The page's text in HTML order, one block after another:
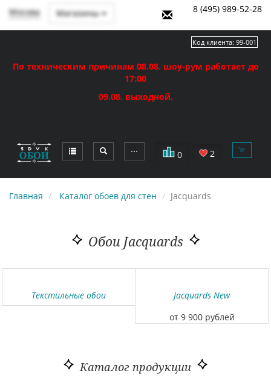
Москва Магазины 8 (495) 989-52-28
По техническим причинам 08.08. шоу-рум работает до
17:00
09.08. выходной.
⋯ 0 2
Код клиента: 99-001
Главная Каталог обоев для стен Jacquards
Обои Jacquards
Текстильные обои
Jacquards New
от 9 900 рублей
Каталог продукции